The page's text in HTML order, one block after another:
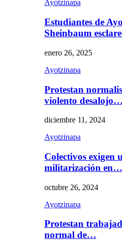
Ayotzinapa
Estudiantes de
Sheinbaum
enero 26, 2025
Ayotzinapa
Protestan
violento desalojo…
diciembre 11, 2024
Ayotzinapa
Colectivos exigen
militarización en…
octubre 26, 2024
Ayotzinapa
Protestan
normal de…